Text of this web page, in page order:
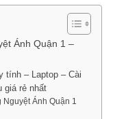
Ánh Quận 1 –
tính – Laptop – Cài
giá rẻ nhất
Ánh Quận 1